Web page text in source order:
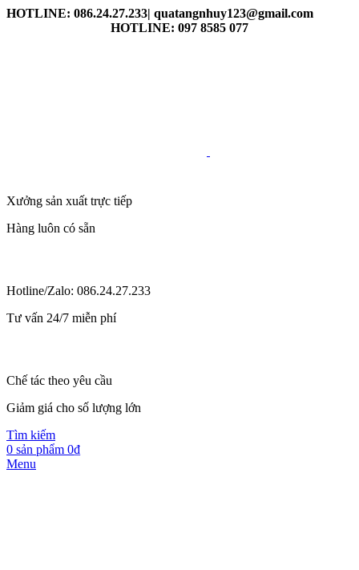
HOTLINE: 086.24.27.233| quatangnhuy123@gmail.com
HOTLINE: 097 8585 077
Xưởng sản xuất trực tiếp
Hàng luôn có sẵn
Hotline/Zalo: 086.24.27.233
Tư vấn 24/7 miễn phí
Chế tác theo yêu cầu
Giảm giá cho số lượng lớn
Tìm kiếm
0 sản phẩm 0₫
Menu